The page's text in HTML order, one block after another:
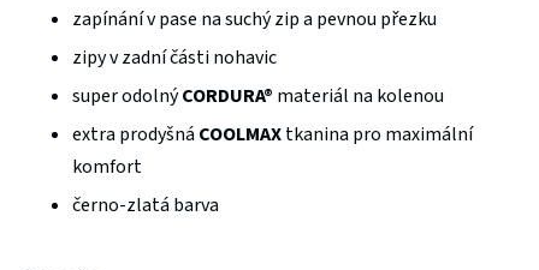
hvězdiček.
zapínání v pase na suchý zip a pevnou přezku
zipy v zadní části nohavic
super odolnýCORDURA® materiál na kolenou
extra prodyšná COOLMAXtkanina pro maximální
komfort
černo-zlatá barva